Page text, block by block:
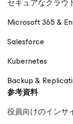
セキュアなクラウ
Microsoft 365 &
Salesforce
Kubernetes
Backup &
参考資料
役員向けのインサ